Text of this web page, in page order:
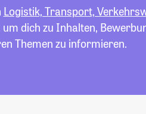
Logistik, Transport,
dich zu Inhalten,
Themen zu informieren.